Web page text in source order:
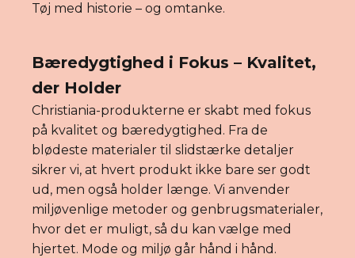
Tøj med historie – og omtanke.
Bæredygtighed i Fokus – Kvalitet,
der Holder
Christiania-produkterne er skabt med fokus
på kvalitet og bæredygtighed. Fra de
blødeste materialer til slidstærke detaljer
sikrer vi, at hvert produkt ikke bare ser godt
ud, men også holder længe. Vi anvender
miljøvenlige metoder og genbrugsmaterialer,
hvor det er muligt, så du kan vælge med
hjertet. Mode og miljø går hånd i hånd.